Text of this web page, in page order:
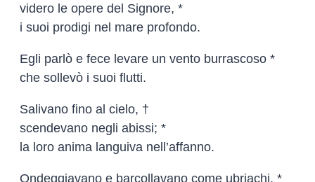
videro le opere del Signore, *
i suoi prodigi nel mare profondo.
Egli parlò e fece levare un vento burrascoso *
che sollevò i suoi flutti.
Salivano fino al cielo, †
scendevano negli abissi; *
la loro anima languiva nell’affanno.
Ondeggiavano e barcollavano come ubriachi, *